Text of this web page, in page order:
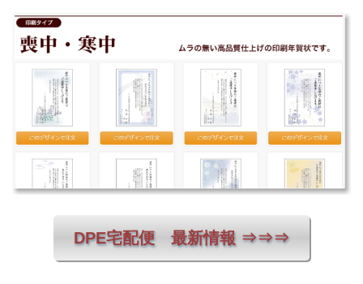
DPE宅配便 最新情報 ⇒⇒⇒